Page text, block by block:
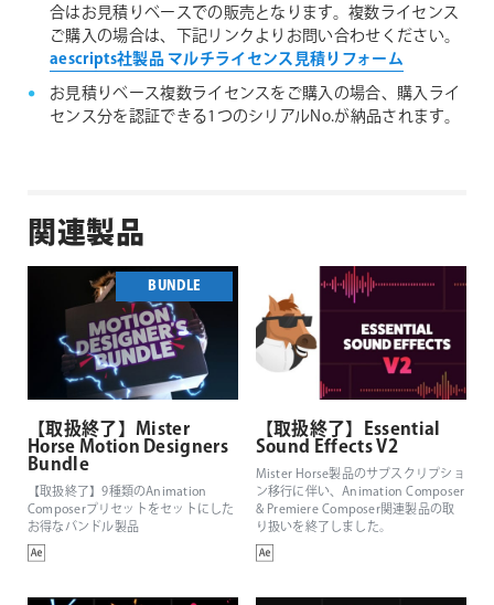
合はお見積りベースでの販売となります。複数ライセンス
ご購入の場合は、下記リンクよりお問い合わせください。
aescripts社製品 マルチライセンス見積りフォーム
お見積りベース複数ライセンスをご購入の場合、購入ライ
センス分を認証できる1つのシリアルNo.が納品されます。
関連製品
BUNDLE
【取扱終了】Mister
Horse Motion Designers
Bundle
【取扱終了】9種類のAnimation
Composerプリセットをセットにした
お得なバンドル製品
【取扱終了】Essential
Sound Effects V2
Mister Horse製品のサブスクリプショ
ン移行に伴い、Animation Composer
& Premiere Composer関連製品の取
り扱いを終了しました。